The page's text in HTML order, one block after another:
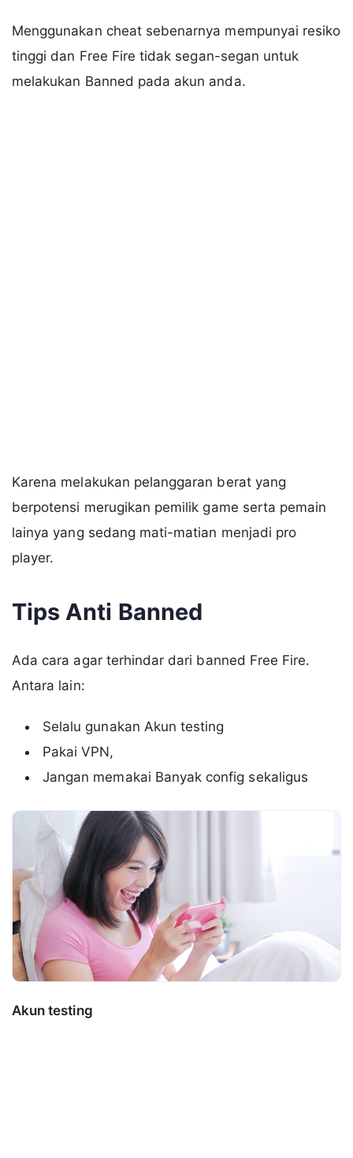
Menggunakan cheat sebenarnya mempunyai resiko
tinggi dan Free Fire tidak segan-segan untuk
melakukan Banned pada akun anda.
Karena melakukan pelanggaran berat yang
berpotensi merugikan pemilik game serta pemain
lainya yang sedang mati-matian menjadi pro
player.
Tips Anti Banned
Ada cara agar terhindar dari banned Free Fire.
Antara lain:
Selalu gunakan Akun testing
Pakai VPN,
Jangan memakai Banyak config sekaligus
Akun testing